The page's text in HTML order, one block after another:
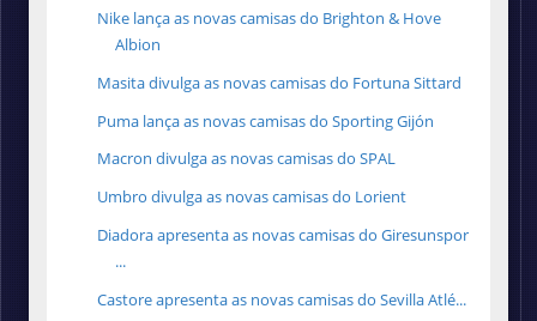
Nike lança as novas camisas do Brighton & Hove
Albion
Masita divulga as novas camisas do Fortuna Sittard
Puma lança as novas camisas do Sporting Gijón
Macron divulga as novas camisas do SPAL
Umbro divulga as novas camisas do Lorient
Diadora apresenta as novas camisas do Giresunspor
...
Castore apresenta as novas camisas do Sevilla Atlé...